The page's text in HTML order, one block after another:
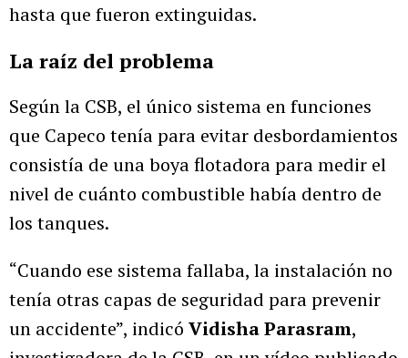
hasta que fueron extinguidas.
La raíz del problema
Según la CSB, el único sistema en funciones
que Capeco tenía para evitar desbordamientos
consistía de una boya flotadora para medir el
nivel de cuánto combustible había dentro de
los tanques.
“Cuando ese sistema fallaba, la instalación no
tenía otras capas de seguridad para prevenir
un accidente”, indicó Vidisha Parasram,